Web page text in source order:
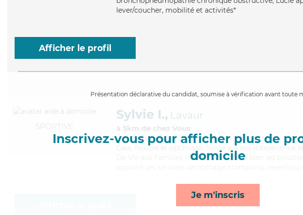
lever/coucher, mobilité et activités*
Afficher le profil
Présentation déclarative du candidat, soumise à vérification avant toute
Inscrivez-vous pour afficher plus de
domicile
Je m'inscris
SPORTIVE
Sylvie I., Lavaur
à 5km de chez Vous
, flexible et optimiste, Sylvie a 4 ans d'expérience
De Vie aux Familles (ADVF). Maitrisant bien les